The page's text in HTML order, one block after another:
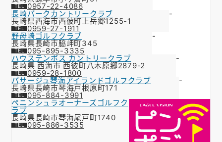
0957-22-4086
長崎パークカントリークラブ
長崎県西海市西彼町上岳郷1255-1
0959-27-1911
-
野母崎ゴルフクラブ
長崎県長崎市脇岬町345
095-895-3335
-
ハウステンボス カントリークラブ
長崎県 西海市 西彼町八木原郷2879-2
0959-28-1800
-
パサージュ琴海アイランドゴルフクラブ
長崎県長崎市琴海戸根原町171
095-884-3991
-
ペニンシュラオーナーズゴルフク
ラブ
長崎県長崎市琴海尾戸町1740
095-886-3535